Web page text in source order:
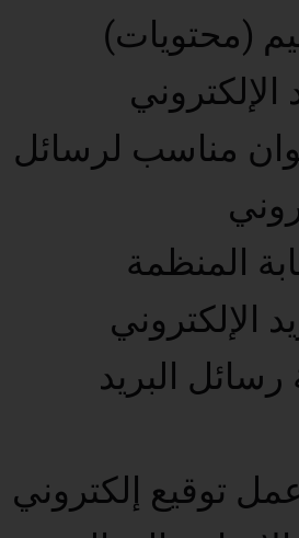
(محتويات)
الإلكتروني
مناسب لرسائل
المنظمة
الإلكتروني
رسائل البريد
توقيع إلكتروني